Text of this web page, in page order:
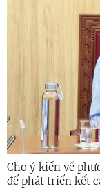
Cho ý kiến về
để phát triển kết